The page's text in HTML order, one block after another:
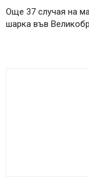
Още 37 случая на
шарка във